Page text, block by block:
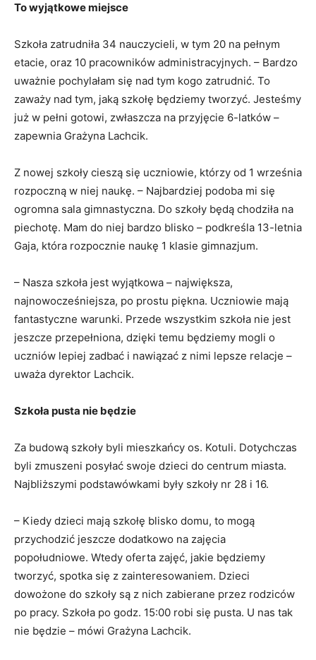
To wyjątkowe miejsce
Szkoła zatrudniła 34 nauczycieli, w tym 20 na pełnym
etacie, oraz 10 pracowników administracyjnych. – Bardzo
uważnie pochylałam się nad tym kogo zatrudnić. To
zaważy nad tym, jaką szkołę będziemy tworzyć. Jesteśmy
już w pełni gotowi, zwłaszcza na przyjęcie 6-latków –
zapewnia Grażyna Lachcik.
Z nowej szkoły cieszą się uczniowie, którzy od 1 września
rozpoczną w niej naukę. – Najbardziej podoba mi się
ogromna sala gimnastyczna. Do szkoły będą chodziła na
piechotę. Mam do niej bardzo blisko – podkreśla 13-letnia
Gaja, która rozpocznie naukę 1 klasie gimnazjum.
– Nasza szkoła jest wyjątkowa – największa,
najnowocześniejsza, po prostu piękna. Uczniowie mają
fantastyczne warunki. Przede wszystkim szkoła nie jest
jeszcze przepełniona, dzięki temu będziemy mogli o
uczniów lepiej zadbać i nawiązać z nimi lepsze relacje –
uważa dyrektor Lachcik.
Szkoła pusta nie będzie
Za budową szkoły byli mieszkańcy os. Kotuli. Dotychczas
byli zmuszeni posyłać swoje dzieci do centrum miasta.
Najbliższymi podstawówkami były szkoły nr 28 i 16.
– Kiedy dzieci mają szkołę blisko domu, to mogą
przychodzić jeszcze dodatkowo na zajęcia
popołudniowe. Wtedy oferta zajęć, jakie będziemy
tworzyć, spotka się z zainteresowaniem. Dzieci
dowożone do szkoły są z nich zabierane przez rodziców
po pracy. Szkoła po godz. 15:00 robi się pusta. U nas tak
nie będzie – mówi Grażyna Lachcik.